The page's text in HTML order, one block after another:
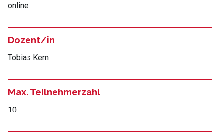
online
Dozent/in
Tobias Kern
Max. Teilnehmerzahl
10